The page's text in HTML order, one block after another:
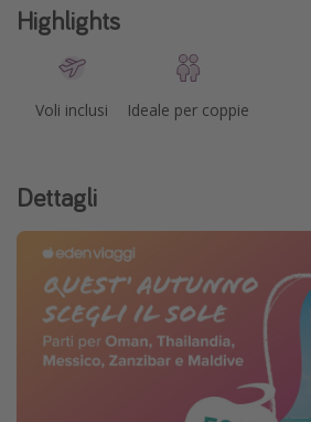
Highlights
Voli inclusi Ideale per coppie
Dettagli